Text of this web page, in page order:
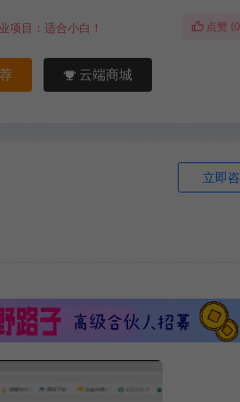
项目：适合小白！ 点赞 (0
云端商城
立即